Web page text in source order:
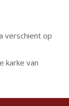
verschient op
karke van